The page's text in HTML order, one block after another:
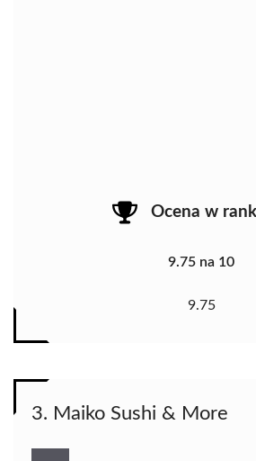
Ocena w
9.75 na 10
9.75
3. Maiko Sushi & More